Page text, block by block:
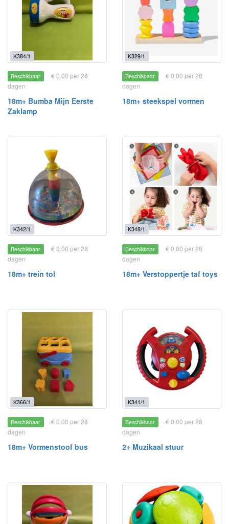
K384/1
Beschikbaar
€ 0.00 per 28
dagen
18m+ Bumba Mijn Eerste
Zaklamp
K329/1
Beschikbaar
€ 0.00 per 28
dagen
18m+ steekspel vormen
K342/1
Beschikbaar
€ 0.00 per 28
dagen
18m+ trein tol
K348/1
Beschikbaar
€ 0.00 per 28
dagen
18m+ Verstoppertje taf toys
K366/1
Beschikbaar
€ 0.00 per 28
dagen
18m+ Vormenstoof bus
K341/1
Beschikbaar
€ 0.00 per 28
dagen
2+ Muzikaal stuur